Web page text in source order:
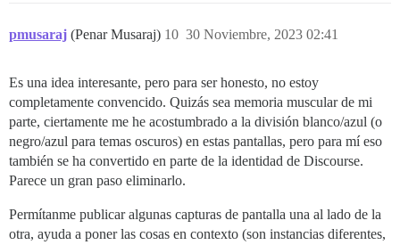
pmusaraj (Penar Musaraj) 30 Noviembre, 2023 02:41
10
Es una idea interesante, pero para ser honesto, no estoy
completamente convencido. Quizás sea memoria muscular de mi
parte, ciertamente me he acostumbrado a la división blanco/azul (o
negro/azul para temas oscuros) en estas pantallas, pero para mí eso
también se ha convertido en parte de la identidad de Discourse.
Parece un gran paso eliminarlo.
Permítanme publicar algunas capturas de pantalla una al lado de la
otra, ayuda a poner las cosas en contexto (son instancias diferentes,